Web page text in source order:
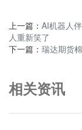
上一篇： AI机器人
人重新笑了
下一篇： 瑞达期货
相关资讯